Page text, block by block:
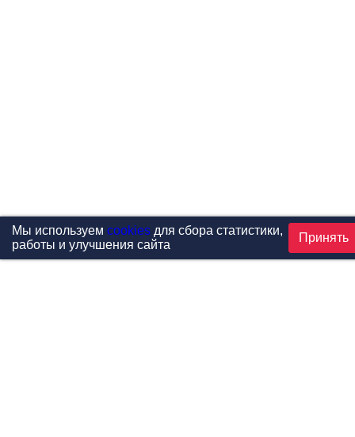
Мы используем cookiesдля сбора статистики,
работы и улучшения сайта
Принять